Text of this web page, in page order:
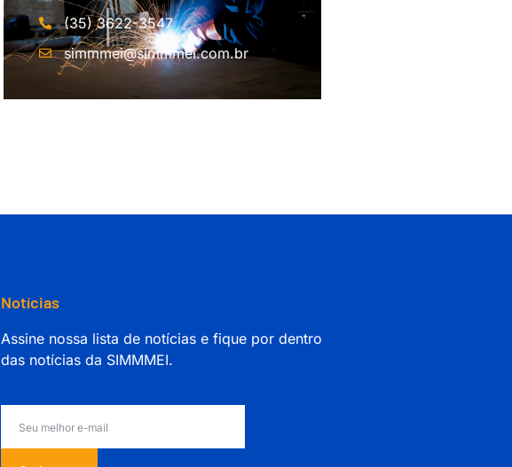
(35) 3622-3547
simmmei@simmmei.com.br
Notícias
Assine nossa lista de notícias e fique por dentro
das notícias da SIMMMEI.